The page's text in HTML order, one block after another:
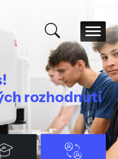
rozhodnutí